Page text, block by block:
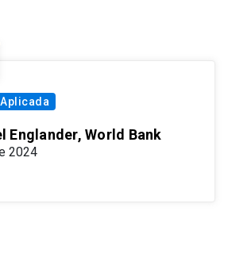
Englander, World Bank
2024